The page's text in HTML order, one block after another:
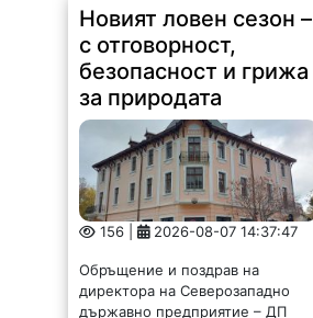
Новият ловен сезон –
с отговорност,
безопасност и грижа
за природата
156 | 2026-08-07 14:37:47
Обръщение и поздрав на
директора на Северозападно
държавно предприятие – ДП